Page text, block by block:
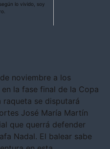
lo vivido, soy
noviembre a los
la fase final de la Copa
raqueta se disputará
José María Martín
que querrá defender
Nadal. El balear sabe